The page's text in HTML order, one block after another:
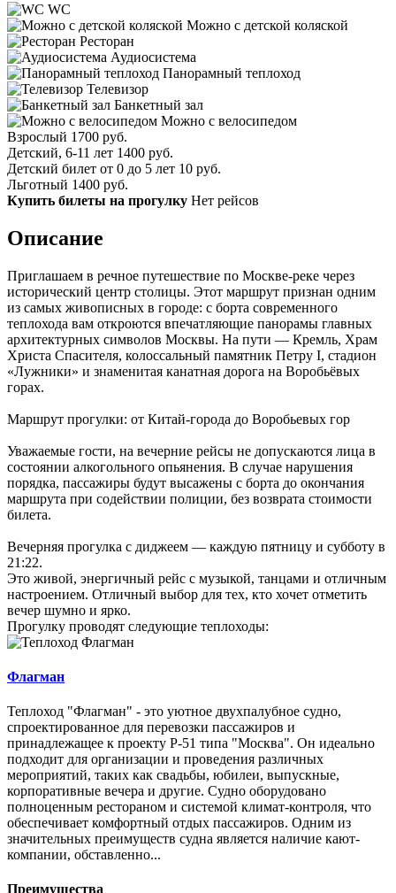
WC
Можно с детской коляской
Ресторан
Аудиосистема
Панорамный теплоход
Телевизор
Банкетный зал
Можно с велосипедом
Взрослый 1700 руб.
Детский, 6-11 лет 1400 руб.
Детский билет от 0 до 5 лет 10 руб.
Льготный 1400 руб.
Купить билеты на прогулку Нет рейсов
Описание
Приглашаем в речное путешествие по Москве-реке через
исторический центр столицы. Этот маршрут признан одним
из самых живописных в городе: с борта современного
теплохода вам откроются впечатляющие панорамы главных
архитектурных символов Москвы. На пути — Кремль, Храм
Христа Спасителя, колоссальный памятник Петру I, стадион
«Лужники» и знаменитая канатная дорога на Воробьёвых
горах.
Маршрут прогулки: от Китай-города до Воробьевых гор
Уважаемые гости, на вечерние рейсы не допускаются лица в
состоянии алкогольного опьянения. В случае нарушения
порядка, пассажиры будут высажены с борта до окончания
маршрута при содействии полиции, без возврата стоимости
билета.
Вечерняя прогулка с диджеем — каждую пятницу и субботу в
21:22.
Это живой, энергичный рейс с музыкой, танцами и отличным
настроением. Отличный выбор для тех, кто хочет отметить
вечер шумно и ярко.
Прогулку проводят следующие теплоходы:
Флагман
Теплоход "Флагман" - это уютное двухпалубное судно,
спроектированное для перевозки пассажиров и
принадлежащее к проекту Р-51 типа "Москва". Он идеально
подходит для организации и проведения различных
мероприятий, таких как свадьбы, юбилеи, выпускные,
корпоративные вечера и другие. Судно оборудовано
полноценным рестораном и системой климат-контроля, что
обеспечивает комфортный отдых пассажиров. Одним из
значительных преимуществ судна является наличие кают-
компании, обставленно...
Преимущества